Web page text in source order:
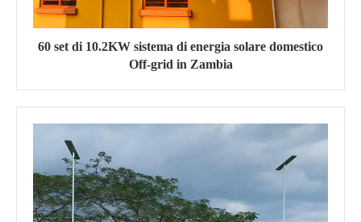
60 set di 10.2KW sistema di energia solare domestico
Off-grid in Zambia